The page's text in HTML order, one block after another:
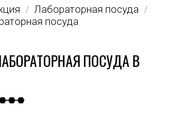
/ Лабораторная посуда /
посуда
ПОСУДА В